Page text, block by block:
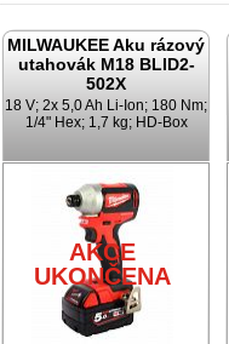
MILWAUKEE Aku rázový
utahovák M18 BLID2-
502X
18 V; 2x 5,0 Ah Li-Ion; 180 Nm;
1/4" Hex; 1,7 kg; HD-Box
AKCE
UKONČENA